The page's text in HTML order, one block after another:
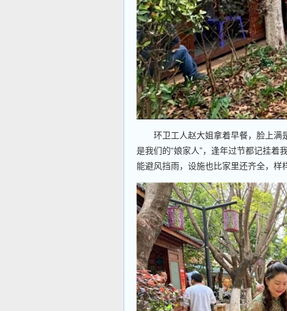
环卫工人赵大姐拿着早餐，脸上满
是我们的“娘家人”，逢年过节都记挂着
能避风挡雨，设施也比家里还齐全，样